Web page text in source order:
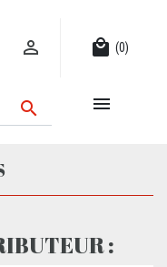
 local_mall (0)
 
: